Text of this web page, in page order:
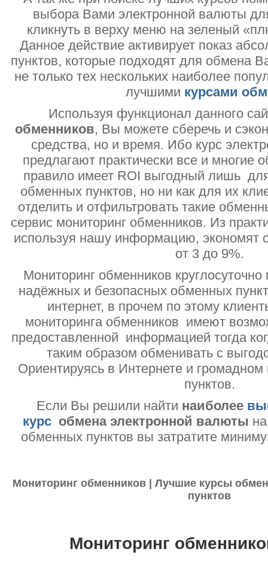
выбора Вами электронной валюты
кликнуть в верху меню на зеленый
Данное действие активирует показ
пунктов, которые подходят для обмена
не только тех нескольких наиболее
лучшими курсами
Используя функционал данного
обменников, Вы можете сберечь и
средства, но и время. Ибо курс
предлагают практически все и многие
правило имеет ROI выгодный лишь
обменных пунктов, но ни как для их
отделить и отфильтровать такие
сервис мониторинг обменников. Из
используя нашу информацию, экономят
от 3 до 9%.
Мониторинг обменников круглосуточно
надёжных и безопасных обменных
интернет, в прочем по этому
мониторинга обменников имеют
предоставленной информацией тогда
таким образом обменивать с
Ориентируясь в Интернете и
пунктов.
Если Вы решили найти наиболее
курс обмена электронной валюты
обменных пунктов вы затратите
Мониторинг обменников | Лучшие курсы
пунктов
Мониторинг